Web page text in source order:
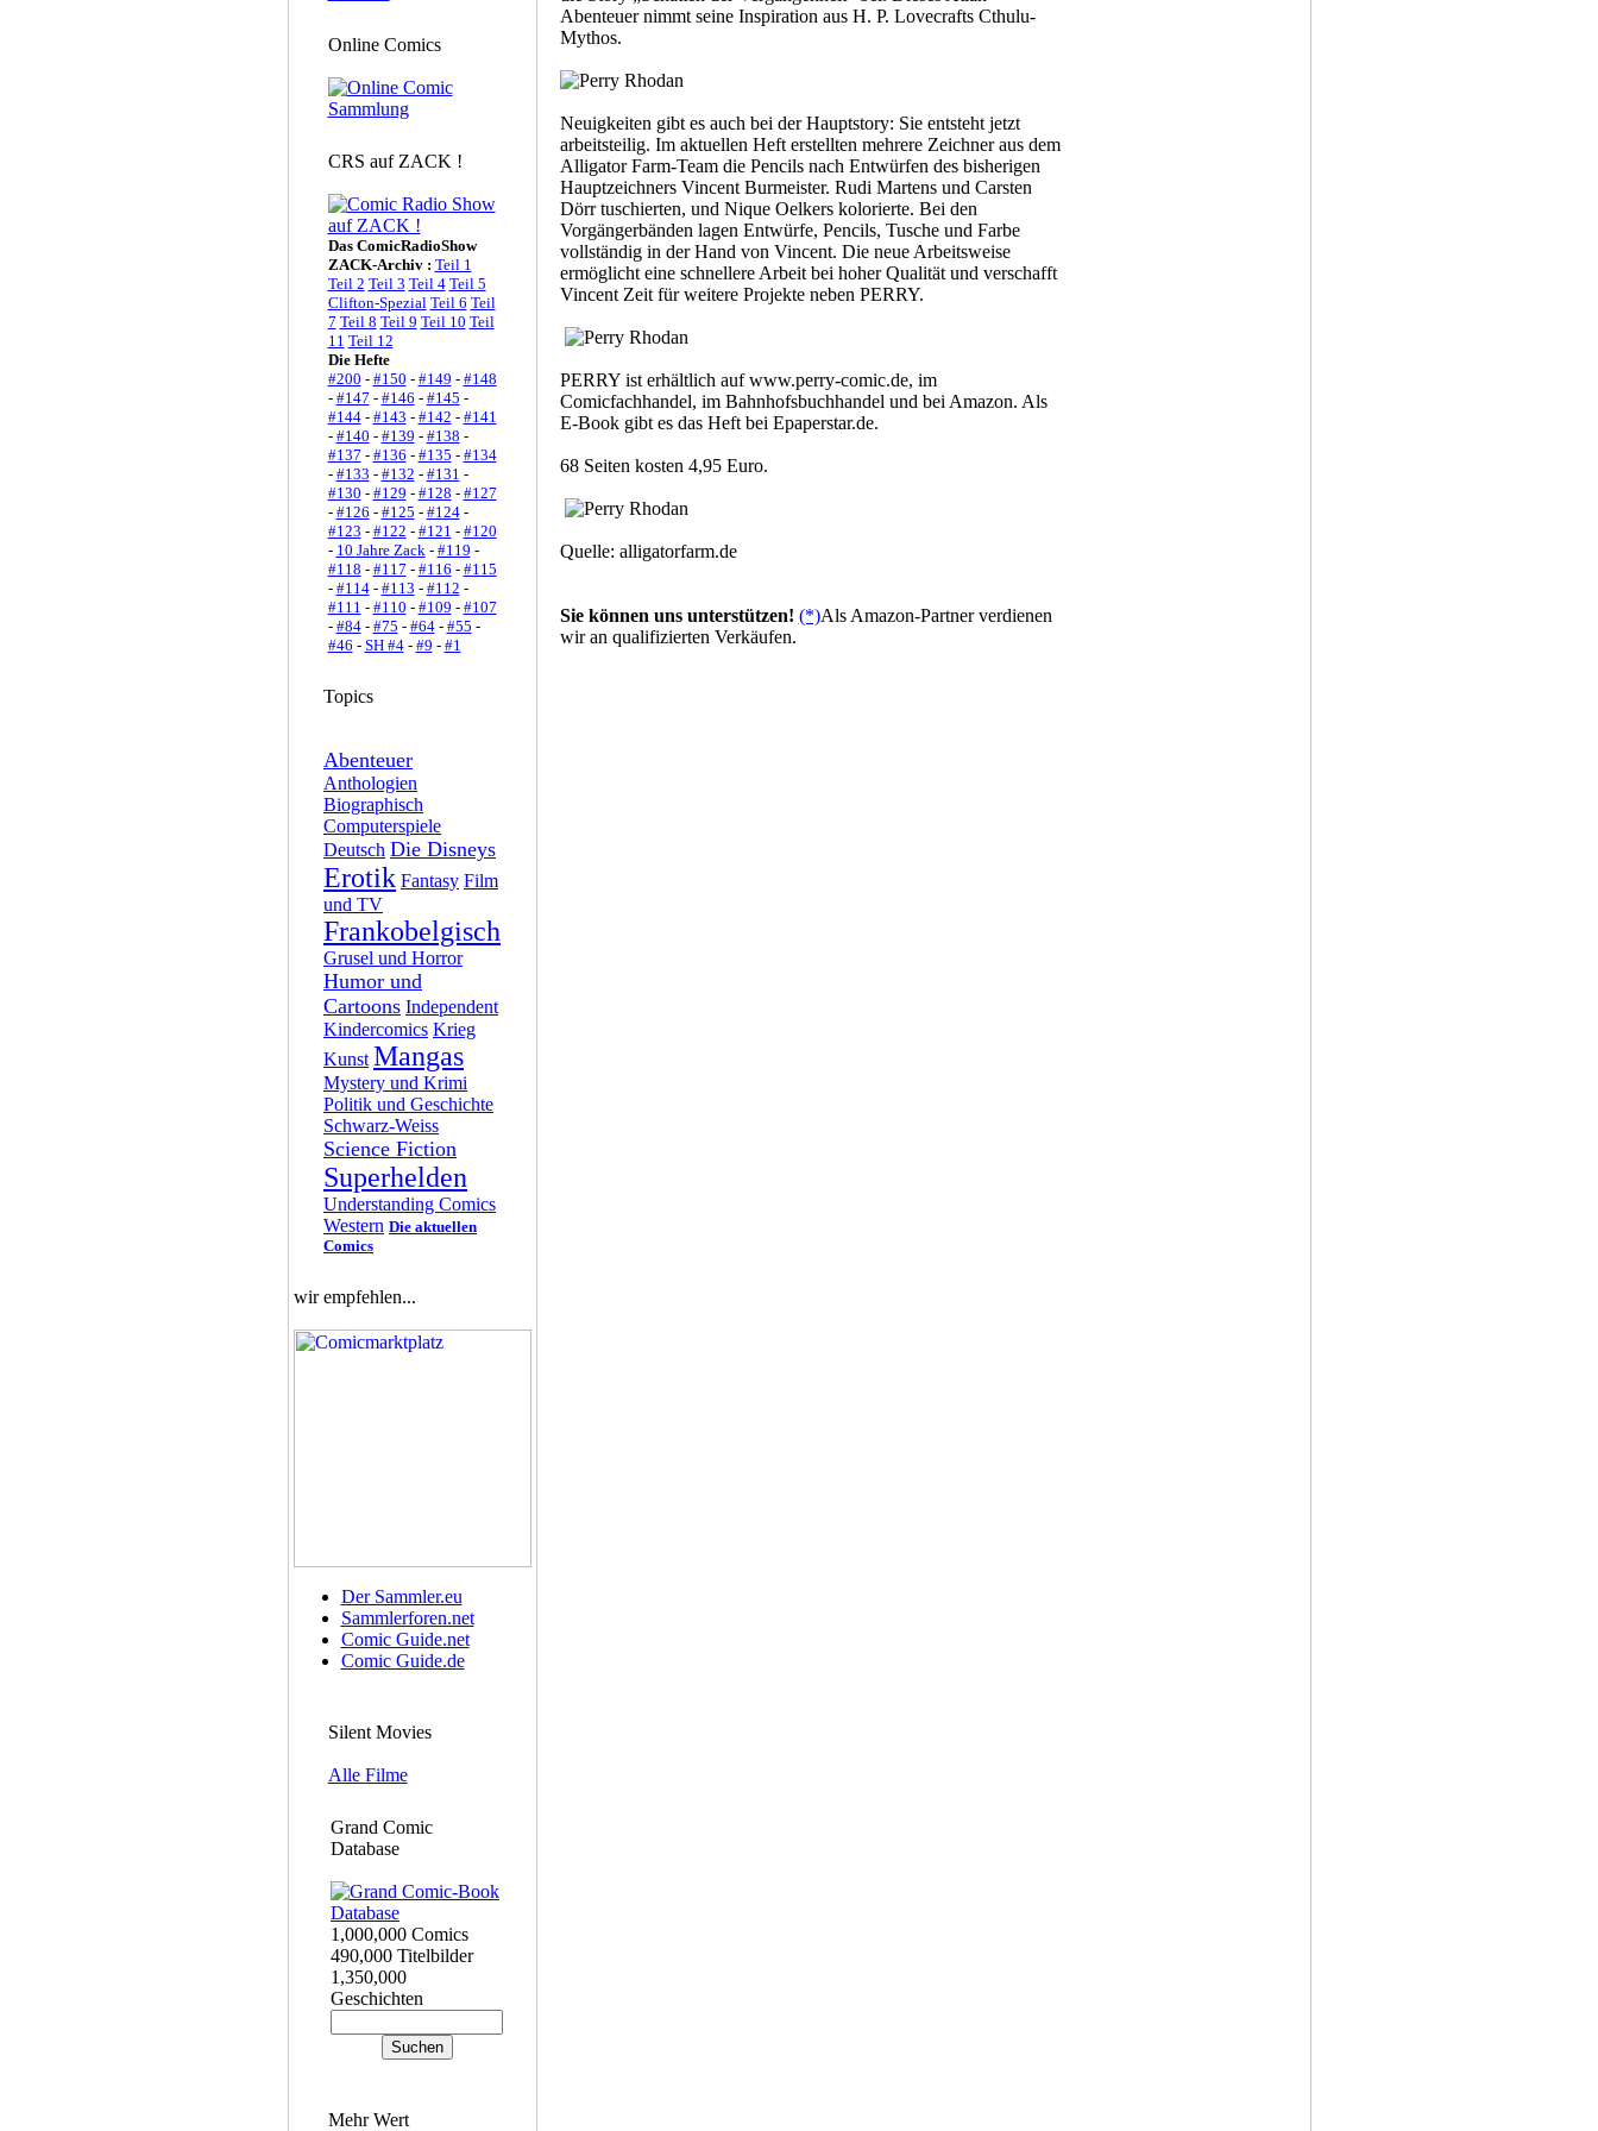
Online Comics
CRS auf ZACK !
Das ComicRadioShow
ZACK-Archiv : Teil 1
Teil 2 Teil 3 Teil 4 Teil 5
Clifton-Spezial Teil 6 Teil
7 Teil 8 Teil 9 Teil 10 Teil
11 Teil 12
Die Hefte
#200 - #150 - #149 - #148
- #147 - #146 - #145 -
#144- #143 - #142 - #141
- #140 - #139 - #138 -
#137 - #136 - #135 - #134
- #133 - #132 - #131 -
#130 - #129 - #128 - #127
- #126 - #125 - #124-
#123 - #122 - #121 - #120
- 10 Jahre Zack- #119 -
#118 - #117 - #116 - #115
- #114- #113 - #112 -
#111 - #110 - #109 - #107
- #84- #75 - #64- #55 -
#46 - SH #4- #9 - #1
Topics
Abenteuer
Anthologien
Biographisch
Computerspiele
Deutsch Die Disneys
Erotik Fantasy Film
und TV
Frankobelgisch
Grusel und Horror
Humor und
Cartoons Independent
Kindercomics Krieg
Kunst Mangas
Mystery und Krimi
Politik und Geschichte
Schwarz-Weiss
Science Fiction
Superhelden
Understanding Comics
Western Die aktuellen
Comics
wir empfehlen...
Der Sammler.eu
Sammlerforen.net
Comic Guide.net
Comic Guide.de
Silent Movies
Alle Filme
Grand Comic
Database
1,000,000 Comics
490,000 Titelbilder
1,350,000
Geschichten
Mehr Wert
Abenteuer nimmt seine Inspiration aus H. P. Lovecrafts Cthulu-
Mythos.
Neuigkeiten gibt es auch bei der Hauptstory: Sie entsteht jetzt
arbeitsteilig. Im aktuellen Heft erstellten mehrere Zeichner aus dem
Alligator Farm-Team die Pencils nach Entwürfen des bisherigen
Hauptzeichners Vincent Burmeister. Rudi Martens und Carsten
Dörr tuschierten, und Nique Oelkers kolorierte. Bei den
Vorgängerbänden lagen Entwürfe, Pencils, Tusche und Farbe
vollständig in der Hand von Vincent. Die neue Arbeitsweise
ermöglicht eine schnellere Arbeit bei hoher Qualität und verschafft
Vincent Zeit für weitere Projekte neben PERRY.
PERRY ist erhältlich auf www.perry-comic.de, im
Comicfachhandel, im Bahnhofsbuchhandel und bei Amazon. Als
E-Book gibt es das Heft bei Epaperstar.de.
68 Seiten kosten 4,95 Euro.
Quelle: alligatorfarm.de
Sie können uns unterstützen! (*)Als Amazon-Partner verdienen
wir an qualifizierten Verkäufen.